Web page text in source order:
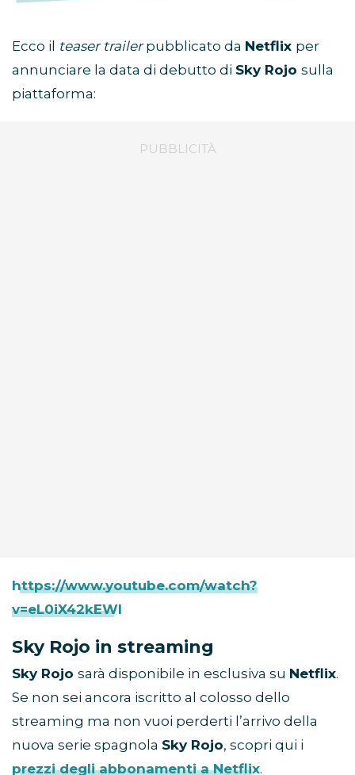
Ecco il teaser trailerpubblicato da Netflix per
annunciare la data di debutto di Sky Rojo sulla
piattaforma:
https://www.youtube.com/watch?
v=eL0iX42kEWI
Sky Rojo in streaming
Sky Rojo sarà disponibile in esclusiva su Netflix.
Se non sei ancora iscritto al colosso dello
streaming ma non vuoi perderti l’arrivo della
nuova serie spagnola Sky Rojo, scopri qui i
prezzi degli abbonamenti a Netflix.